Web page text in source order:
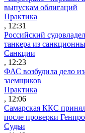
выпускам облигаций
Практика
, 12:31
Российский
танкера из
Санкции
, 12:23
ФАС возбудила дело
заемщиков
Практика
, 12:06
Самарская ККС
после проверки
Судьи